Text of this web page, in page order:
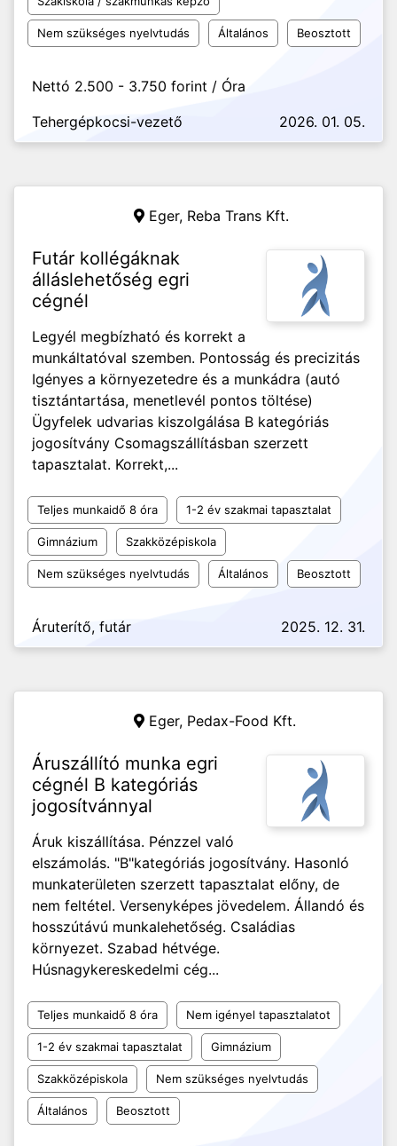
Nem szükséges nyelvtudás Általános Beosztott
Nettó 2.500 - 3.750 forint / Óra
Tehergépkocsi-vezető
2026. 01. 05.
Eger, Reba Trans Kft.
Futár kollégáknak
álláslehetőség egri
cégnél
Legyél megbízható és korrekt a
munkáltatóval szemben. Pontosság és precizitás
Igényes a környezetedre és a munkádra (autó
tisztántartása, menetlevél pontos töltése)
Ügyfelek udvarias kiszolgálása B kategóriás
jogosítvány Csomagszállításban szerzett
tapasztalat. Korrekt,...
Teljes munkaidő 8 óra 1-2 év szakmai tapasztalat
Gimnázium Szakközépiskola
Nem szükséges nyelvtudás Általános Beosztott
Áruterítő, futár 2025. 12. 31.
Eger, Pedax-Food Kft.
Áruszállító munka egri
cégnél B kategóriás
jogosítvánnyal
Áruk kiszállítása. Pénzzel való
elszámolás. "B"kategóriás jogosítvány. Hasonló
munkaterületen szerzett tapasztalat előny, de
nem feltétel. Versenyképes jövedelem. Állandó és
hosszútávú munkalehetőség. Családias
környezet. Szabad hétvége.
Húsnagykereskedelmi cég...
Teljes munkaidő 8 óra Nem igényel tapasztalatot
1-2 év szakmai tapasztalat Gimnázium
Szakközépiskola Nem szükséges nyelvtudás
Általános Beosztott